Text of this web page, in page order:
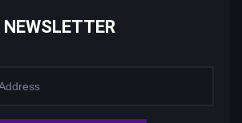
NEWSLETTER